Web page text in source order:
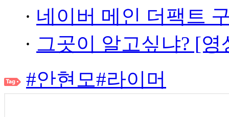
· 네이버 메인 더팩트
· 그곳이 알고싶냐? [
#안현모#라이머